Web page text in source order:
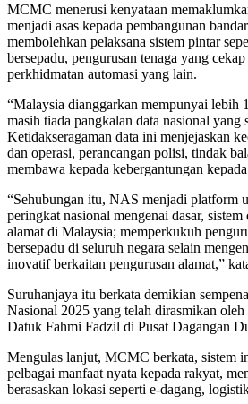
MCMC menerusi kenyataan
menjadi asas kepada pembangunan
membolehkan pelaksana sistem pintar
bersepadu, pengurusan tenaga yang
perkhidmatan automasi yang lain.
“Malaysia dianggarkan mempunyai lebih
masih tiada pangkalan data nasional yang
Ketidakseragaman data ini menjejaskan
dan operasi, perancangan polisi, tindak
membawa kepada kebergantungan
“Sehubungan itu, NAS menjadi platform
peringkat nasional mengenai dasar,
alamat di Malaysia; memperkukuh
bersepadu di seluruh negara selain
inovatif berkaitan pengurusan alamat,”
Suruhanjaya itu berkata demikian
Nasional 2025 yang telah dirasmikan
Datuk Fahmi Fadzil di Pusat Dagangan
Mengulas lanjut, MCMC berkata, sistem
pelbagai manfaat nyata kepada rakyat,
berasaskan lokasi seperti e-dagang,